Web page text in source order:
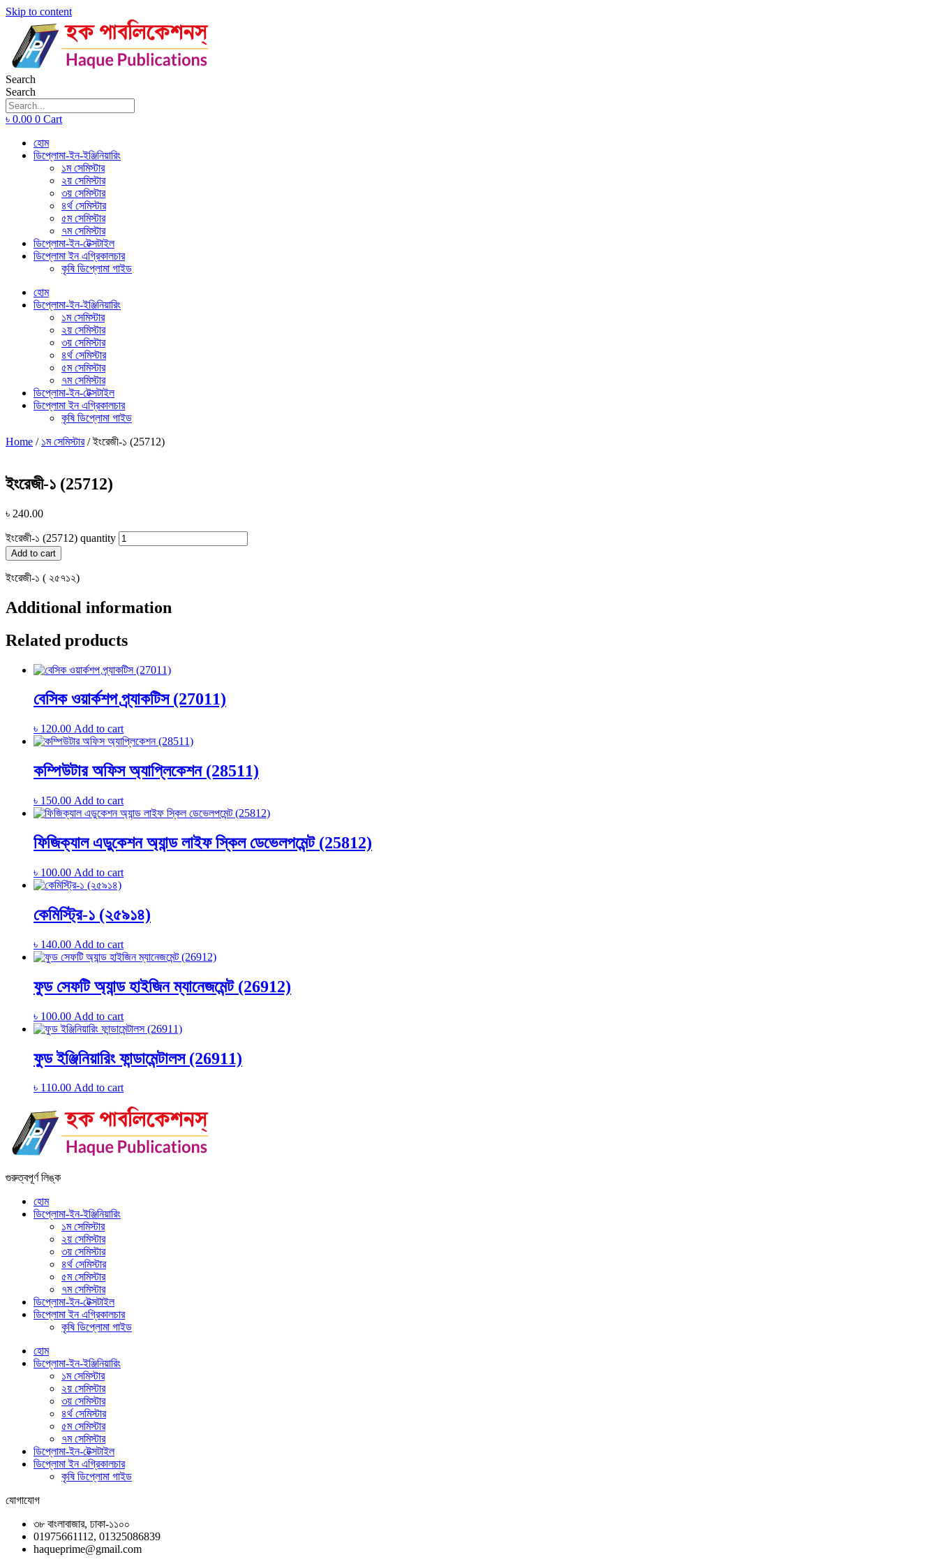
Skip to content
Search
Search
৳ 0.00 0 Cart
হোম
ডিপ্লোমা-ইন-ইঞ্জিনিয়ারিং
১ম সেমিস্টার
২য় সেমিস্টার
৩য় সেমিস্টার
৪র্থ সেমিস্টার
৫ম সেমিস্টার
৭ম সেমিস্টার
ডিপ্লোমা-ইন-টেক্সটাইল
ডিপ্লোমা ইন এগ্রিকালচার
কৃষি ডিপ্লোমা গাইড
হোম
ডিপ্লোমা-ইন-ইঞ্জিনিয়ারিং
১ম সেমিস্টার
২য় সেমিস্টার
৩য় সেমিস্টার
৪র্থ সেমিস্টার
৫ম সেমিস্টার
৭ম সেমিস্টার
ডিপ্লোমা-ইন-টেক্সটাইল
ডিপ্লোমা ইন এগ্রিকালচার
কৃষি ডিপ্লোমা গাইড
Home / ১ম সেমিস্টার/ ইংরেজী-১ (25712)
ইংরেজী-১ (25712)
৳ 240.00
ইংরেজী-১ (25712) quantity
Add to cart
ইংরেজী-১ ( ২৫৭১২)
Additional information
Related products
বেসিক ওয়ার্কশপ প্র্যাকটিস (27011)
৳ 120.00 Add to cart
কম্পিউটার অফিস অ্যাপ্লিকেশন (28511)
৳ 150.00 Add to cart
ফিজিক্যাল এডুকেশন অ্যান্ড লাইফ স্কিল ডেভেলপমেন্ট (25812)
৳ 100.00 Add to cart
কেমিস্ট্রি-১ (২৫৯১৪)
৳ 140.00 Add to cart
ফুড সেফটি অ্যান্ড হাইজিন ম্যানেজমেন্ট (26912)
৳ 100.00 Add to cart
ফুড ইঞ্জিনিয়ারিং ফান্ডামেন্টালস (26911)
৳ 110.00 Add to cart
গুরুত্বপূর্ণ লিঙ্ক
হোম
ডিপ্লোমা-ইন-ইঞ্জিনিয়ারিং
১ম সেমিস্টার
২য় সেমিস্টার
৩য় সেমিস্টার
৪র্থ সেমিস্টার
৫ম সেমিস্টার
৭ম সেমিস্টার
ডিপ্লোমা-ইন-টেক্সটাইল
ডিপ্লোমা ইন এগ্রিকালচার
কৃষি ডিপ্লোমা গাইড
হোম
ডিপ্লোমা-ইন-ইঞ্জিনিয়ারিং
১ম সেমিস্টার
২য় সেমিস্টার
৩য় সেমিস্টার
৪র্থ সেমিস্টার
৫ম সেমিস্টার
৭ম সেমিস্টার
ডিপ্লোমা-ইন-টেক্সটাইল
ডিপ্লোমা ইন এগ্রিকালচার
কৃষি ডিপ্লোমা গাইড
যোগাযোগ
৩৮ বাংলাবাজার, ঢাকা-১১০০
01975661112, 01325086839
haqueprime@gmail.com